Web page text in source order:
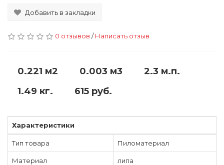
Добавить в закладки
0 отзывов /Написать отзыв
0.221 м2 0.003 м3
2.3 м.п.
1.49 кг.
615 руб.
Характеристики
Тип товара Пиломатериал
Материал липа